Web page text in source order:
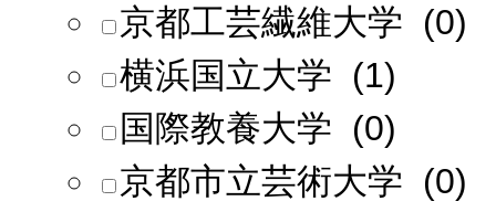
京都工芸繊維大学 (0)
横浜国立大学 (1)
国際教養大学 (0)
京都市立芸術大学 (0)